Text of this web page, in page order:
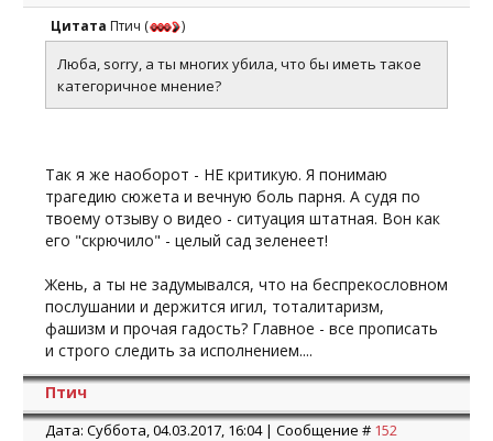
Цитата Птич ( )
Люба, sorry, а ты многих убила, что бы иметь такое
категоричное мнение?
Так я же наоборот - НЕ критикую. Я понимаю
трагедию сюжета и вечную боль парня. А судя по
твоему отзыву о видео - ситуация штатная. Вон как
его "скрючило" - целый сад зеленеет!
Жень, а ты не задумывался, что на беспрекословном
послушании и держится игил, тоталитаризм,
фашизм и прочая гадость? Главное - все прописать
и строго следить за исполнением....
Птич
Дата: Суббота, 04.03.2017, 16:04 | Сообщение # 152